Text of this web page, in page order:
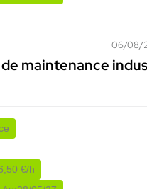
06/08/
maintenance
€/h